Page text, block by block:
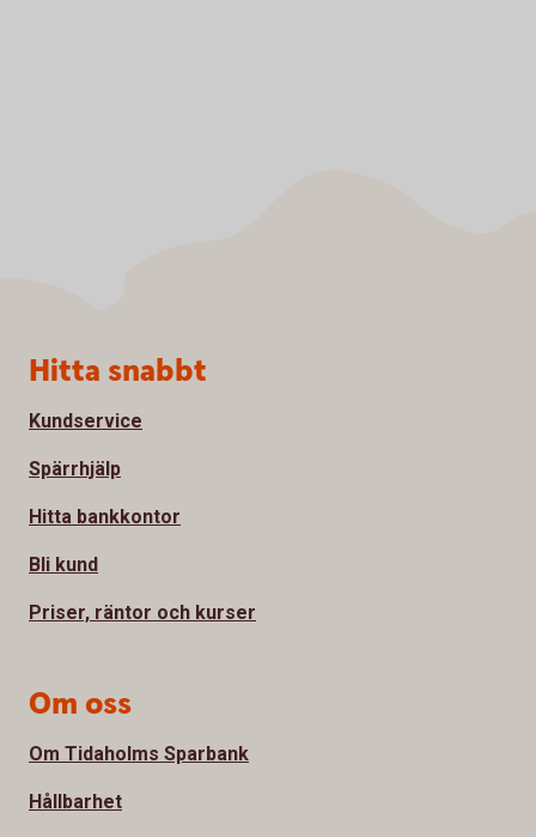
Sidfot
Hitta snabbt
Kundservice
Spärrhjälp
Hitta bankkontor
Bli kund
Priser, räntor och kurser
Om oss
Om Tidaholms Sparbank
Hållbarhet